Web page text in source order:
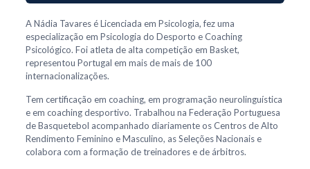
A Nádia Tavares é Licenciada em Psicologia, fez uma
especialização em Psicologia do Desporto e Coaching
Psicológico. Foi atleta de alta competição em Basket,
representou Portugal em mais de mais de 100
internacionalizações.
Tem certificação em coaching, em programação neurolinguística
e em coaching desportivo. Trabalhou na Federação Portuguesa
de Basquetebol acompanhado diariamente os Centros de Alto
Rendimento Feminino e Masculino, as Seleções Nacionais e
colabora com a formação de treinadores e de árbitros.